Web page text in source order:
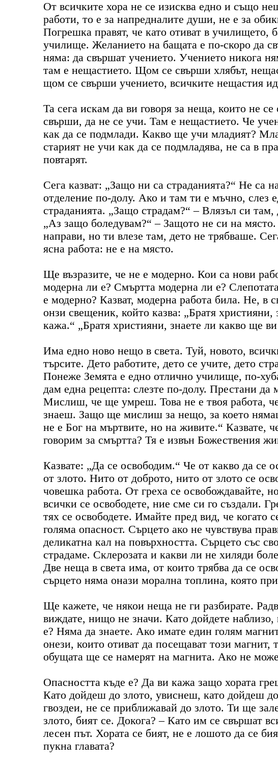
От всичките хора не се изисква едно и също
работи, то е за напредналите души, не е за
Погрешка правят, че като отиват в училището,
училище. Желанието на бащата е по-скоро да
няма: да свършат учението. Учението никога
там е нещастието. Щом се свърши хлябът,
щом се свърши учението, всичките нещастия
Та сега искам да ви говоря за неща, които не
свърши, да не се учи. Там е нещастието. Че
как да се подмлади. Какво ще учи младият?
старият не учи как да се подмладява, не са в
повтарят.
Сега казват: „Защо ни са страданията?“ Не са
отделение по-долу. Ако и там ти е мъчно, слез
страданията. „Защо страдам?“ – Влязъл си
„Аз защо боледувам?“ – Защото не си на
направи, но ти влезе там, дето не трябваше.
ясна работа: не е на място.
Ще възразите, че не е модерно. Кои са нови
модерна ли е? Смъртта модерна ли е?
е модерно? Казват, модерна работа била. Не, в
онзи свещеник, който казва: „Братя
кажа.“ „Братя християни, знаете ли какво ще
Има едно ново нещо в света. Туй, новото,
търсите. Дето работите, дето се учите, дето
Понеже Земята е едно отлично училище, по-
дам една рецепта: слезте по-долу. Престани
Мислиш, че ще умреш. Това не е твоя работа,
знаеш. Защо ще мислиш за нещо, за което
не е Бог на мъртвите, но на живите.“
говорим за смъртта? Тя е извън Божествения
Казвате: „Да се освободим.“ Че от какво да се
от злото. Нито от доброто, нито от злото се
човешка работа. От греха се освобождавайте,
всички се освободете, ние сме си го създали.
тях се освободете. Имайте пред вид, че когато
голяма опасност. Сърцето ако не чувствува
деликатна кал на повърхността. Сърцето със
страдаме. Склерозата и какви ли не хиляди
Две неща в света има, от които трябва да се
сърцето няма онази морална топлина, която
Ще кажете, че някои неща не ги разбирате.
виждате, нищо не значи. Като дойдете
е? Няма да знаете. Ако имате един голям
онези, които отиват да посещават този
обущата ще се намерят на магнита. Ако не
Опасността къде е? Да ви кажа защо хората
Като дойдеш до злото, увиснеш, като дойдеш
гвоздеи, не се приближавай до злото. Ти ще
злото, бият се. Докога? – Като им се свършат
лесен път. Хората се бият, не е лошото да се
пукна главата?